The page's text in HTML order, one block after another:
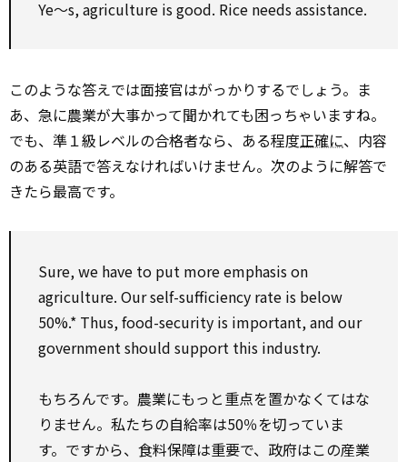
Ye～s, agriculture is good. Rice needs assistance.
このような答えでは面接官はがっかりするでしょう。ま
あ、急に農業が大事かって聞かれても困っちゃいますね。
でも、準１級レベルの合格者なら、ある程度正確に、内容
のある英語で答えなければいけません。次のように解答で
きたら最高です。
Sure, we have to put more emphasis on
agriculture. Our self-sufficiency rate is below
50%.* Thus, food-security is important, and our
government should support this industry.
もちろんです。農業にもっと重点を置かなくてはな
りません。私たちの自給率は50％を切っていま
す。ですから、食料保障は重要で、政府はこの産業